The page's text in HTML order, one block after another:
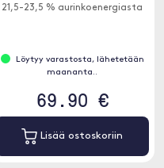
21,5-23,5 % aurinkoenergiasta
Löytyy varastosta, lähetetään
maananta..
69.90 €
Lisää ostoskoriin